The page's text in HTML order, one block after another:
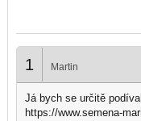
1 Martin
Já bych se určitě
https://www.semena-